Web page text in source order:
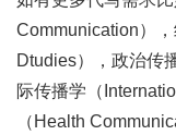
Communication）
Dtudies），政治传
际传播学（
（Health